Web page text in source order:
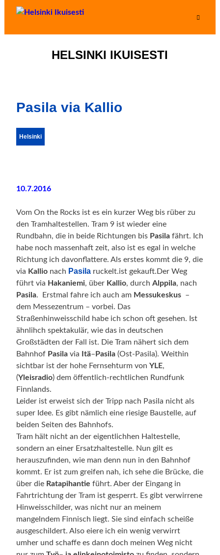
HELSINKI IKUISESTI
Pasila via Kallio
Helsinki
10.7.2016
Vom On the Rocks ist es ein kurzer Weg bis rüber zu
den Tramhaltestellen. Tram 9 ist wieder eine
Rundbahn, die in beide Richtungen bis Pasilafährt. Ich
habe noch massenhaft zeit, also ist es egal in welche
Richtung ich davonflattere. Als erstes kommt die 9, die
via Kallionach Pasilaruckelt.ist gekauft.Der Weg
führt via Hakaniemi, über Kallio, durch Alppila, nach
Pasila. Erstmal fahre ich auch am Messukeskus–
dem Messezentrum – vorbei. Das
Straßenhinweisschild habe ich schon oft gesehen. Ist
ähnlihch spektakulär, wie das in deutschen
Großstädten der Fall ist. Die Tram nähert sich dem
Bahnhof Pasilavia Itä– Pasila(Ost-Pasila). Weithin
sichtbar ist der hohe Fernsehturm von YLE,
(Yleisradio) dem öffentlich-rechtlichen Rundfunk
Finnlands.
Leider ist erweist sich der Tripp nach Pasila nicht als
super Idee. Es gibt nämlich eine riesige Baustelle, auf
beiden Seiten des Bahnhofs.
Tram hält nicht an der eigentlichhen Haltestelle,
sondern an einer Ersatzhaltestelle. Nun gilt es
herauszufinden, wie man denn nun in den Bahnhof
kommt. Er ist zum greifen nah, ich sehe die Brücke, die
über die Ratapihantie führt. Aber der Eingang in
Fahrtrichtung der Tram ist gesperrt. Es gibt verwirrene
Hinweisschilder, was nicht nur an meinem
mangelndem Finnisch liegt. Sie sind einfach scheiße
ausgeschildert. Also eiere ich ein wenig verwirrt
umher und schaffe es dann doch meinen Weg nicht